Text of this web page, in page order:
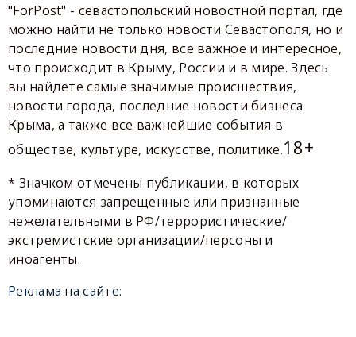
"ForPost" - севастопольский новостной портал, где
можно найти не только новости Севастополя, но и
последние новости дня, все важное и интересное,
что происходит в Крыму, России и в мире. Здесь
вы найдете самые значимые происшествия,
новости города, последние новости бизнеса
Крыма, а также все важнейшие события в
обществе, культуре, искусстве, политике.18+
* Значком отмечены публикации, в которых
упоминаются запрещенные или признанные
нежелательными в РФ/террористические/
экстремистские организации/персоны и
иноагенты.
Реклама на сайте: